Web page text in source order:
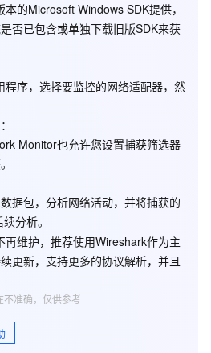
的Microsoft Windows SDK提供，
否已包含或单独下载旧版SDK来获
序，选择要监控的网络适配器，然
Monitor也允许您设置捕获筛选器
据包，分析网络活动，并将捕获的
分析。
维护，推荐使用Wireshark作为主
更新，支持更多的协议解析，并且
不准确，仅供参考